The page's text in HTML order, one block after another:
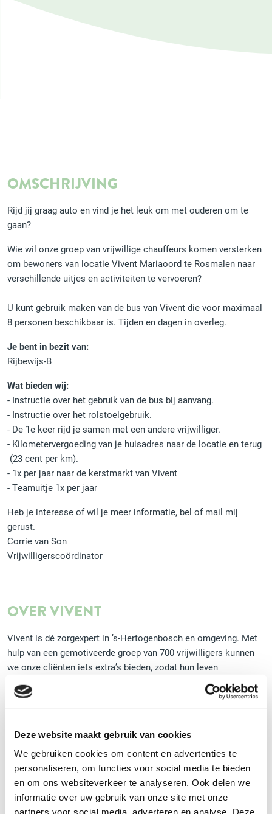
Deze website maakt gebruik van cookies
We gebruiken cookies om content en advertenties te
personaliseren, om functies voor social media te bieden
en om ons websiteverkeer te analyseren. Ook delen we
informatie over uw gebruik van onze site met onze
partners voor social media, adverteren en analyse. Deze
OMSCHRIJVING
Rijd jij graag auto en vind je het leuk om met ouderen om te
gaan?
Wie wil onze groep van vrijwillige chauffeurs komen versterken
om bewoners van locatie Vivent Mariaoord te Rosmalen naar
verschillende uitjes en activiteiten te vervoeren?
U kunt gebruik maken van de bus van Vivent die voor maximaal
8 personen beschikbaar is. Tijden en dagen in overleg.
Je bent in bezit van:
Rijbewijs-B
Wat bieden wij:
- Instructie over het gebruik van de bus bij aanvang.
- Instructie over het rolstoelgebruik.
- De 1e keer rijd je samen met een andere vrijwilliger.
- Kilometervergoeding van je huisadres naar de locatie en terug
(23 cent per km).
- 1x per jaar naar de kerstmarkt van Vivent
- Teamuitje 1x per jaar
Heb je interesse of wil je meer informatie, bel of mail mij
gerust.
Corrie van Son
Vrijwilligerscoördinator
OVER VIVENT
Vivent is dé zorgexpert in ’s-Hertogenbosch en omgeving. Met
hulp van een gemotiveerde groep van 700 vrijwilligers kunnen
we onze cliënten iets extra’s bieden, zodat hun leven
aangenamer wordt. De zorg wordt beter mét de inzet van
vrijwilligers.
REAGEER OP DEZE VACATURE